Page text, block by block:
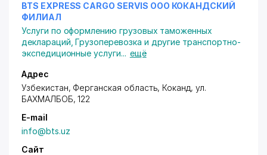
BTS EXPRESS CARGO SERVIS ООО КОКАНДСКИЙ
ФИЛИАЛ
Услуги по оформлению грузовых таможенных
деклараций ,Грузоперевозка и другие транспортно-
экспедиционные услуги... ещё
Адрес
Узбекистан, Ферганская область, Коканд, ул.
БАХМАЛБОБ, 122
E-mail
info@bts.uz
Сайт